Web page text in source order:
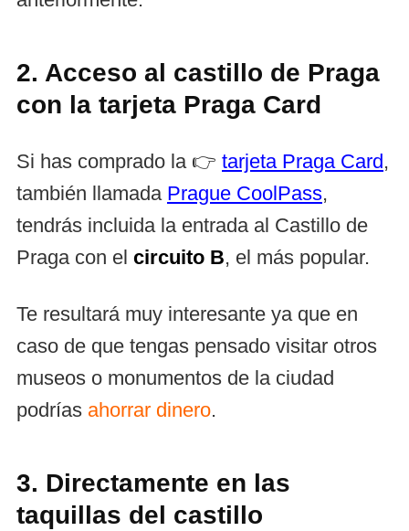
2. Acceso al castillo de Praga
con la tarjeta Praga Card
Si has comprado la 👉 tarjeta Praga Card ,
también llamada Prague CoolPass,
tendrás incluida la entrada al Castillo de
Praga con el circuito B, el más popular.
Te resultará muy interesante ya que en
caso de que tengas pensado visitar otros
museos o monumentos de la ciudad
podrías ahorrar dinero.
3. Directamente en las
taquillas del castillo